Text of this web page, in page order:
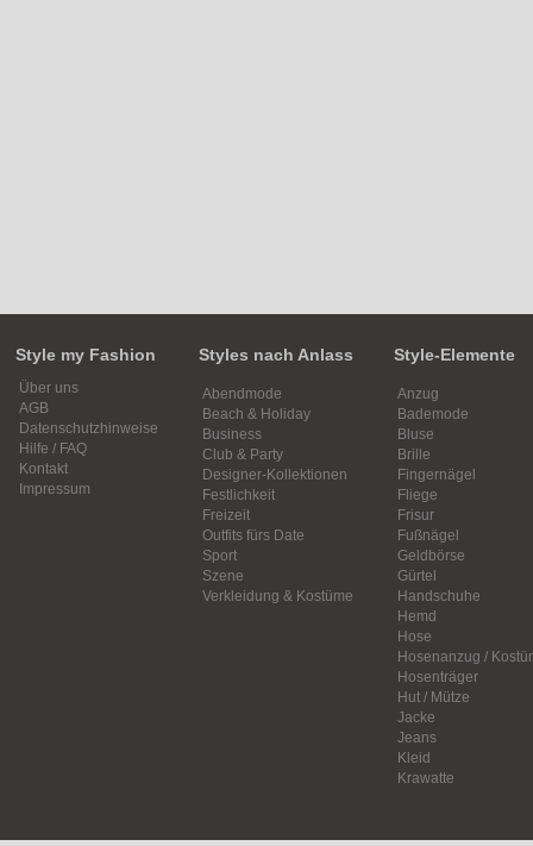
Style my Fashion
Über uns
AGB
Datenschutzhinweise
Hilfe / FAQ
Kontakt
Impressum
Styles nach Anlass
Abendmode
Beach & Holiday
Business
Club & Party
Designer-Kollektionen
Festlichkeit
Freizeit
Outfits fürs Date
Sport
Szene
Verkleidung & Kostüme
Style-Elemente
Anzug
Bademode
Bluse
Brille
Fingernägel
Fliege
Frisur
Fußnägel
Geldbörse
Gürtel
Handschuhe
Hemd
Hose
Hosenanzug /
Hosenträger
Hut / Mütze
Jacke
Jeans
Kleid
Krawatte